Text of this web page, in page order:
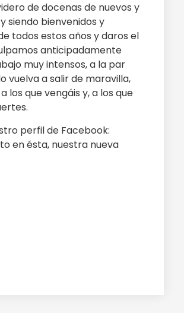
de docenas de nuevos y
siendo bienvenidos y
todos estos años y daros el
anticipadamente
muy intensos, a la par
vuelva a salir de maravilla,
que vengáis y, a los que
perfil de Facebook:
en ésta, nuestra nueva